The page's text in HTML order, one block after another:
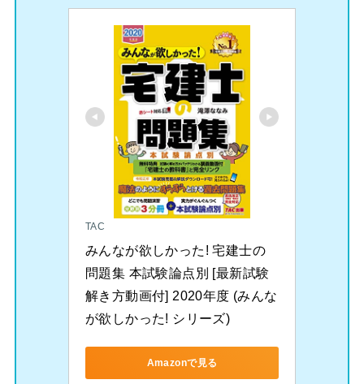
TAC
みんなが欲しかった! 宅建士の
問題集 本試験論点別 [最新試験
解き方動画付] 2020年度 (みんな
が欲しかった! シリーズ)
Amazonで見る